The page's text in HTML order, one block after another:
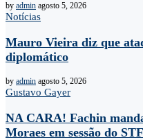
by admin agosto 5, 2026
Notícias
Mauro Vieira diz que
diplomático
by admin agosto 5, 2026
Gustavo Gayer
NA CARA! Fachin
Moraes em sessão do STF